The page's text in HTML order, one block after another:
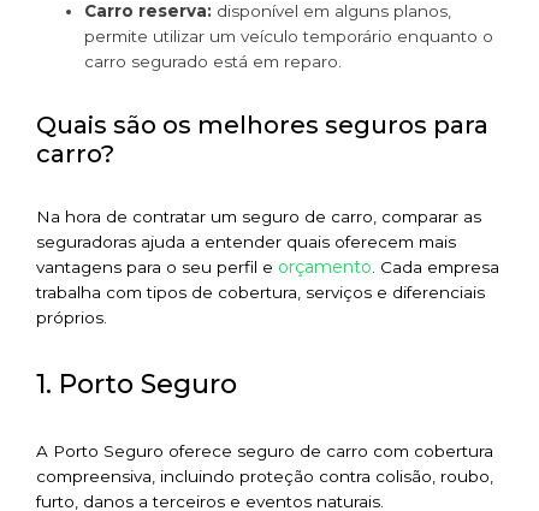
Carro reserva: disponível em alguns planos,
permite utilizar um veículo temporário enquanto o
carro segurado está em reparo.
Quais são os melhores seguros para
carro?
Na hora de contratar um seguro de carro, comparar as
seguradoras ajuda a entender quais oferecem mais
vantagens para o seu perfil e orçamento. Cada empresa
trabalha com tipos de cobertura, serviços e diferenciais
próprios.
1. Porto Seguro
A Porto Seguro oferece seguro de carro com cobertura
compreensiva, incluindo proteção contra colisão, roubo,
furto, danos a terceiros e eventos naturais.